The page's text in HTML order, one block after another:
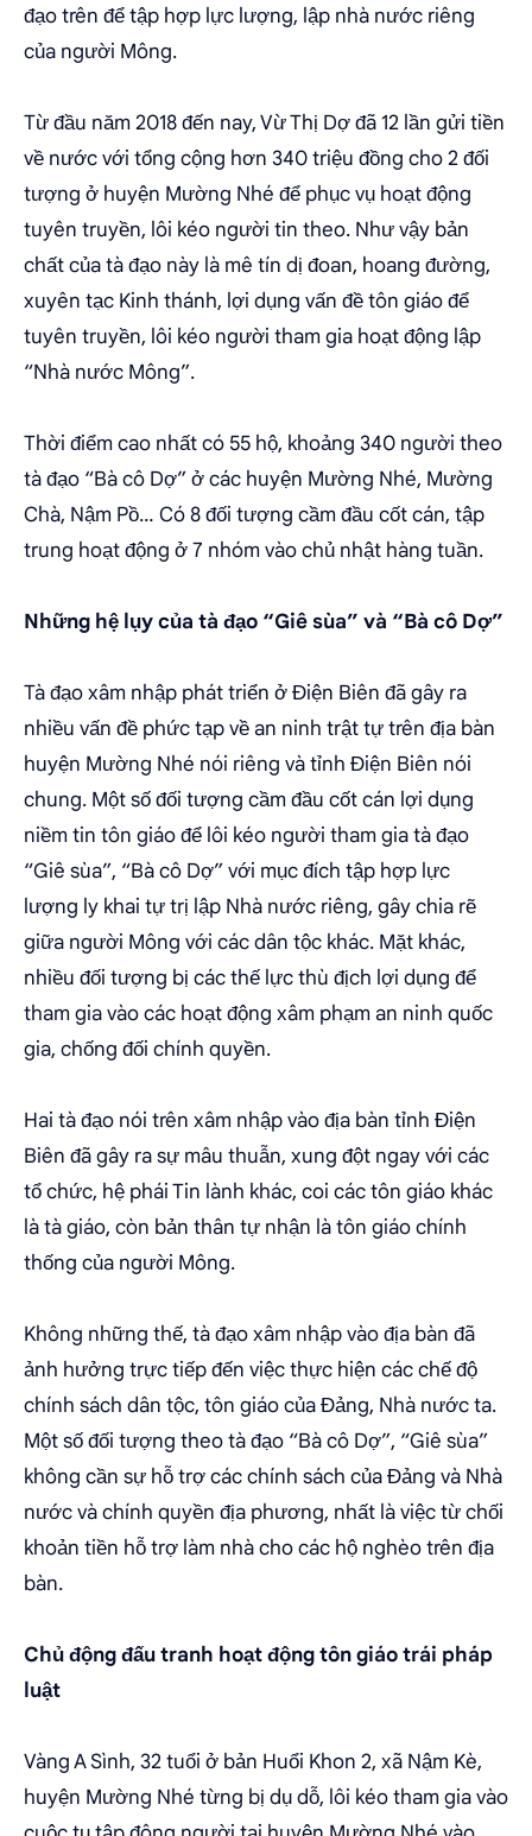
đạo trên để tập hợp lực lượng, lập nhà nước riêng
của người Mông.
Từ đầu năm 2018 đến nay, Vừ Thị Dợ đã 12 lần gửi tiền
về nước với tổng cộng hơn 340 triệu đồng cho 2 đối
tượng ở huyện Mường Nhé để phục vụ hoạt động
tuyên truyền, lôi kéo người tin theo. Như vậy bản
chất của tà đạo này là mê tín dị đoan, hoang đường,
xuyên tạc Kinh thánh, lợi dụng vấn đề tôn giáo để
tuyên truyền, lôi kéo người tham gia hoạt động lập
“Nhà nước Mông”.
Thời điểm cao nhất có 55 hộ, khoảng 340 người theo
tà đạo “Bà cô Dợ” ở các huyện Mường Nhé, Mường
Chà, Nậm Pồ… Có 8 đối tượng cầm đầu cốt cán, tập
trung hoạt động ở 7 nhóm vào chủ nhật hàng tuần.
Những hệ lụy của tà đạo “Giê sùa” và “Bà cô Dợ”
Tà đạo xâm nhập phát triển ở Điện Biên đã gây ra
nhiều vấn đề phức tạp về an ninh trật tự trên địa bàn
huyện Mường Nhé nói riêng và tỉnh Điện Biên nói
chung. Một số đối tượng cầm đầu cốt cán lợi dụng
niềm tin tôn giáo để lôi kéo người tham gia tà đạo
“Giê sùa”, “Bà cô Dợ” với mục đích tập hợp lực
lượng ly khai tự trị lập Nhà nước riêng, gây chia rẽ
giữa người Mông với các dân tộc khác. Mặt khác,
nhiều đối tượng bị các thế lực thù địch lợi dụng để
tham gia vào các hoạt động xâm phạm an ninh quốc
gia, chống đối chính quyền.
Hai tà đạo nói trên xâm nhập vào địa bàn tỉnh Điện
Biên đã gây ra sự mâu thuẫn, xung đột ngay với các
tổ chức, hệ phái Tin lành khác, coi các tôn giáo khác
là tà giáo, còn bản thân tự nhận là tôn giáo chính
thống của người Mông.
Không những thế, tà đạo xâm nhập vào địa bàn đã
ảnh hưởng trực tiếp đến việc thực hiện các chế độ
chính sách dân tộc, tôn giáo của Đảng, Nhà nước ta.
Một số đối tượng theo tà đạo “Bà cô Dợ”, “Giê sùa”
không cần sự hỗ trợ các chính sách của Đảng và Nhà
nước và chính quyền địa phương, nhất là việc từ chối
khoản tiền hỗ trợ làm nhà cho các hộ nghèo trên địa
bàn.
Chủ động đấu tranh hoạt động tôn giáo trái pháp
luật
Vàng A Sình, 32 tuổi ở bản Huổi Khon 2, xã Nậm Kè,
huyện Mường Nhé từng bị dụ dỗ, lôi kéo tham gia vào